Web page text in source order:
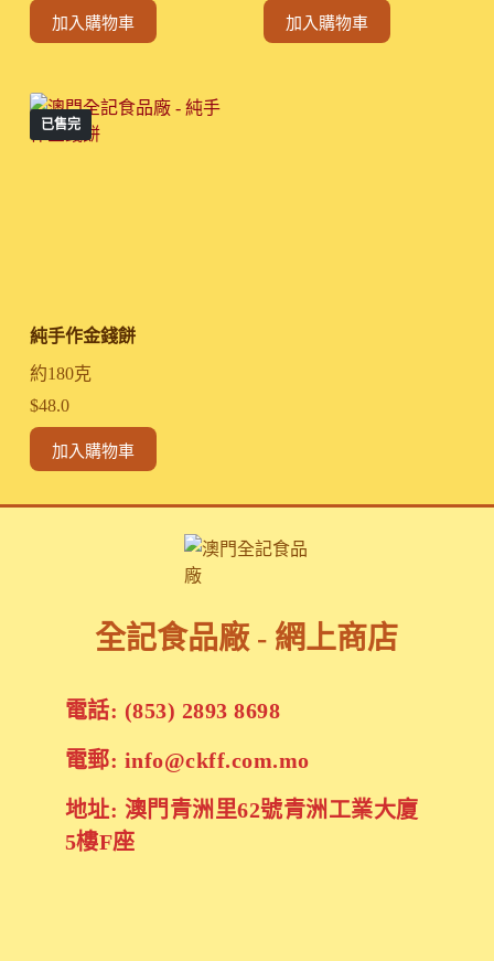
加入購物車 加入購物車
已售完
純手作金錢餅
約180克
$48.0
加入購物車
全記食品廠 - 網上商店
電話: (853) 2893 8698
電郵: info@ckff.com.mo
地址: 澳門青洲里62號青洲工業大廈
5樓F座